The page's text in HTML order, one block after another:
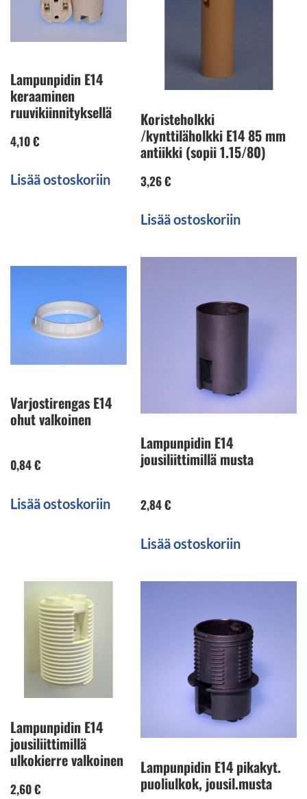
Lampunpidin E14
keraaminen
ruuvikiinnityksellä
4,10€
Lisää ostoskoriin
Koristeholkki
/kynttiläholkki E14 85 mm
antiikki (sopii 1.15/80)
3,26€
Lisää ostoskoriin
Varjostirengas E14
ohut valkoinen
0,84€
Lisää ostoskoriin
Lampunpidin E14
jousiliittimillä musta
2,84€
Lisää ostoskoriin
Lampunpidin E14
jousiliittimillä
ulkokierre valkoinen
2,60€
Lampunpidin E14 pikakyt.
puoliulkok, jousil.musta